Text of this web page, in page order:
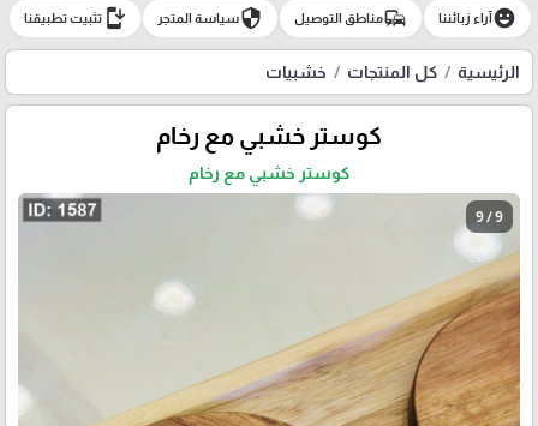
emoji_emotionsآراء زبائننا commuteمناطق التوصيل securityسياسة المتجر install_mobile تثبيت تطبيقنا
الرئيسية كل المنتجات خشبيات
كوستر خشبي مع رخام
كوستر خشبي مع رخام
9 / 9